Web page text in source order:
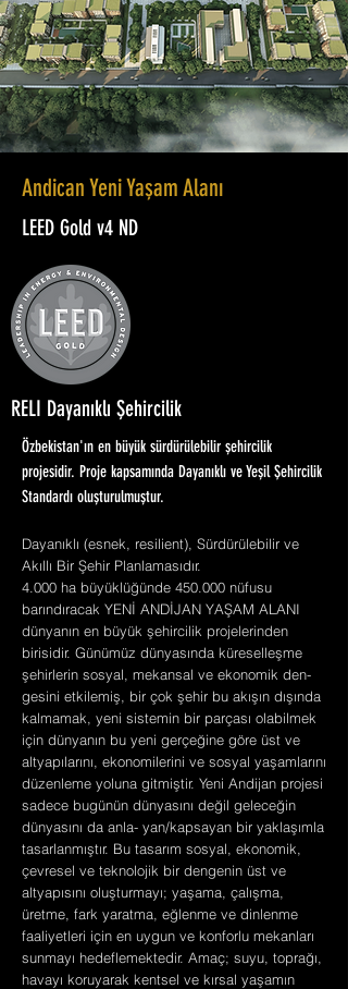
Andican Yeni Yaşam Alanı
LEED Gold v4 ND
RELI Dayanıklı Şehircilik
Özbekistan'ın en büyük sürdürülebilir şehircilik
projesidir. Proje kapsamında Dayanıklı ve Yeşil Şehircilik
Standardı oluşturulmuştur.
Dayanıklı (esnek, resilient), Sürdürülebilir ve
Akıllı Bir Şehir Planlamasıdır.
4.000 ha büyüklüğünde 450.000 nüfusu
barındıracak YENİ ANDİJAN YAŞAM ALANI
dünyanın en büyük şehircilik projelerinden
birisidir. Günümüz dünyasında küreselleşme
şehirlerin sosyal, mekansal ve ekonomik den-
gesini etkilemiş, bir çok şehir bu akışın dışında
kalmamak, yeni sistemin bir parçası olabilmek
için dünyanın bu yeni gerçeğine göre üst ve
altyapılarını, ekonomilerini ve sosyal yaşamlarını
düzenleme yoluna gitmiştir. Yeni Andijan projesi
sadece bugünün dünyasını değil geleceğin
dünyasını da anla- yan/kapsayan bir yaklaşımla
tasarlanmıştır. Bu tasarım sosyal, ekonomik,
çevresel ve teknolojik bir dengenin üst ve
altyapısını oluşturmayı; yaşama, çalışma,
üretme, fark yaratma, eğlenme ve dinlenme
faaliyetleri için en uygun ve konforlu mekanları
sunmayı hedeflemektedir. Amaç; suyu, toprağı,
havayı koruyarak kentsel ve kırsal yaşamın